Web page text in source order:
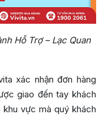
Hỗ Trợ – Lạc Quan
xác nhận đơn hàng
giao đến tay khách
khu vực mà quý khách